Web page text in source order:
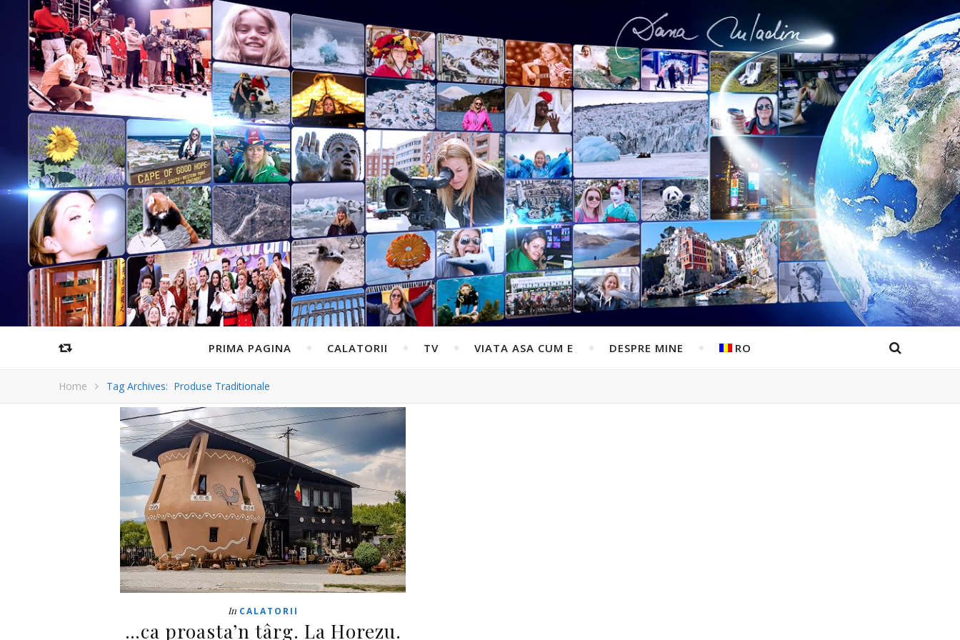
PRIMA PAGINA CALATORII TV VIATA ASA CUM E DESPRE MINE RO
Home Tag Archives: Produse Traditionale
In CALATORII
…ca proasta’n târg. La Horezu.